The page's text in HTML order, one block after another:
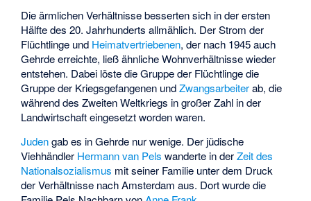
Die ärmlichen Verhältnisse besserten sich in der ersten
Hälfte des 20. Jahrhunderts allmählich. Der Strom der
Flüchtlinge und Heimatvertriebenen, der nach 1945 auch
Gehrde erreichte, ließ ähnliche Wohnverhältnisse wieder
entstehen. Dabei löste die Gruppe der Flüchtlinge die
Gruppe der Kriegsgefangenen undZwangsarbeiterab, die
während des Zweiten Weltkriegs in großer Zahl in der
Landwirtschaft eingesetzt worden waren.
Judengab es in Gehrde nur wenige. Der jüdische
Viehhändler Hermann van Pels wanderte in derZeit des
Nationalsozialismus mit seiner Familie unter dem Druck
der Verhältnisse nach Amsterdam aus. Dort wurde die